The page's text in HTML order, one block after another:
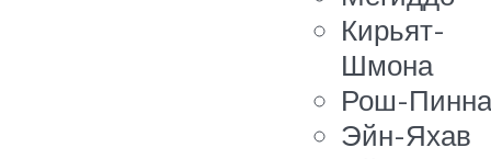
Кирьят-
Шмона
Рош-Пинна
Эйн-Яхав